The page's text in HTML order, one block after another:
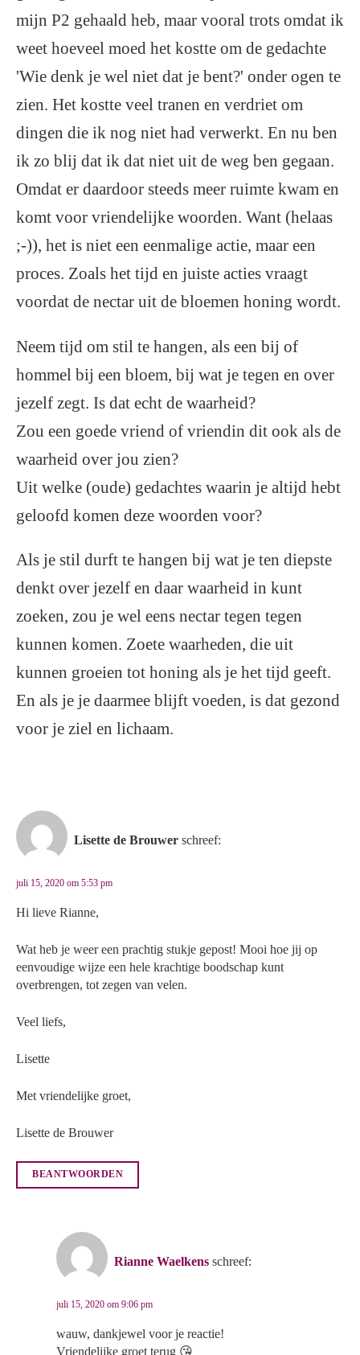
mijn P2 gehaald heb, maar vooral trots omdat ik
weet hoeveel moed het kostte om de gedachte
'Wie denk je wel niet dat je bent?' onder ogen te
zien. Het kostte veel tranen en verdriet om
dingen die ik nog niet had verwerkt. En nu ben
ik zo blij dat ik dat niet uit de weg ben gegaan.
Omdat er daardoor steeds meer ruimte kwam en
komt voor vriendelijke woorden. Want (helaas
;-)), het is niet een eenmalige actie, maar een
proces. Zoals het tijd en juiste acties vraagt
voordat de nectar uit de bloemen honing wordt.
Neem tijd om stil te hangen, als een bij of
hommel bij een bloem, bij wat je tegen en over
jezelf zegt. Is dat echt de waarheid?
Zou een goede vriend of vriendin dit ook als de
waarheid over jou zien?
Uit welke (oude) gedachtes waarin je altijd hebt
geloofd komen deze woorden voor?
Als je stil durft te hangen bij wat je ten diepste
denkt over jezelf en daar waarheid in kunt
zoeken, zou je wel eens nectar tegen tegen
kunnen komen. Zoete waarheden, die uit
kunnen groeien tot honing als je het tijd geeft.
En als je je daarmee blijft voeden, is dat gezond
voor je ziel en lichaam.
Lisette de Brouwer schreef:
juli 15, 2020 om 5:53 pm
Hi lieve Rianne,
Wat heb je weer een prachtig stukje gepost! Mooi hoe jij op
eenvoudige wijze een hele krachtige boodschap kunt
overbrengen, tot zegen van velen.
Veel liefs,
Lisette
Met vriendelijke groet,
Lisette de Brouwer
BEANTWOORDEN
Rianne Waelkens schreef:
juli 15, 2020 om 9:06 pm
wauw, dankjewel voor je reactie!
Vriendelijke groet terug 😘